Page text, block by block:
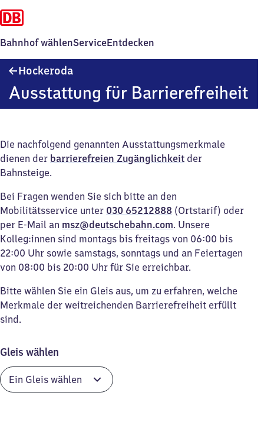
Bahnhof wählenServiceEntdecken
Hockeroda
Ausstattung für Barrierefreiheit
Die nachfolgend genannten Ausstattungsmerkmale
dienen der barrierefreien Zugänglichkeit der
Bahnsteige.
Bei Fragen wenden Sie sich bitte an den
Mobilitätsservice unter 030 65212888 (Ortstarif) oder
per E-Mail an msz@deutschebahn.com. Unsere
Kolleg:innen sind montags bis freitags von 06:00 bis
22:00 Uhr sowie samstags, sonntags und an Feiertagen
von 08:00 bis 20:00 Uhr für Sie erreichbar.
Bitte wählen Sie ein Gleis aus, um zu erfahren, welche
Merkmale der weitreichenden Barrierefreiheit erfüllt
sind.
Gleis wählen